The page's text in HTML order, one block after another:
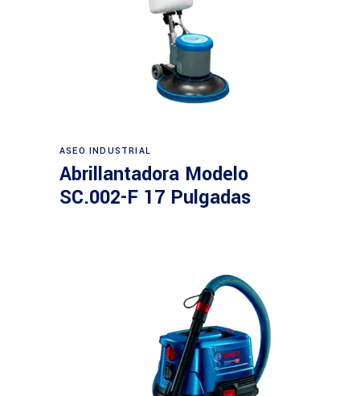
ASEO INDUSTRIAL
Abrillantadora Modelo
SC.002-F 17 Pulgadas